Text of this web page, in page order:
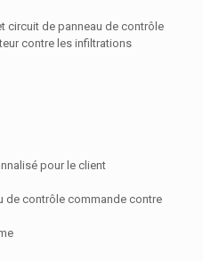
circuit de panneau de contrôle
contre les infiltrations
pour le client
de contrôle commande contre